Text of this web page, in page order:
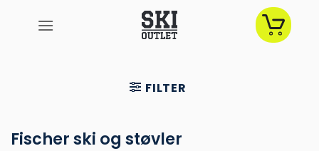
FILTER
Fischer ski og støvler